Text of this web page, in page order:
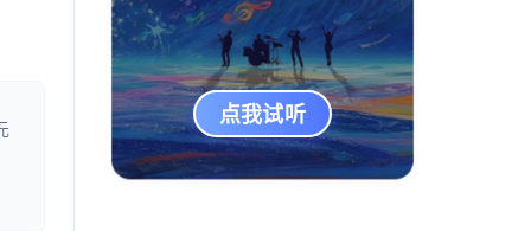
点我试听